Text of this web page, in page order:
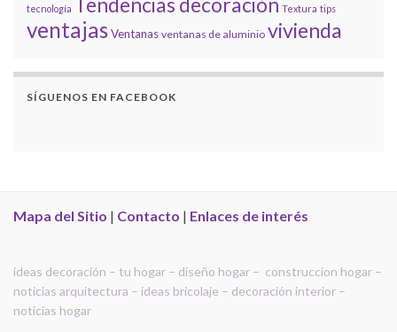
tecnología Textura tips
ventajasVentanas ventanas de aluminio vivienda
SÍGUENOS EN FACEBOOK
Mapa del Sitio | Contacto | Enlaces de interés
ideas decoración – tu hogar – diseño hogar – construccion hogar –
noticias arquitectura – ideas bricolaje – decoración interior –
noticias hogar